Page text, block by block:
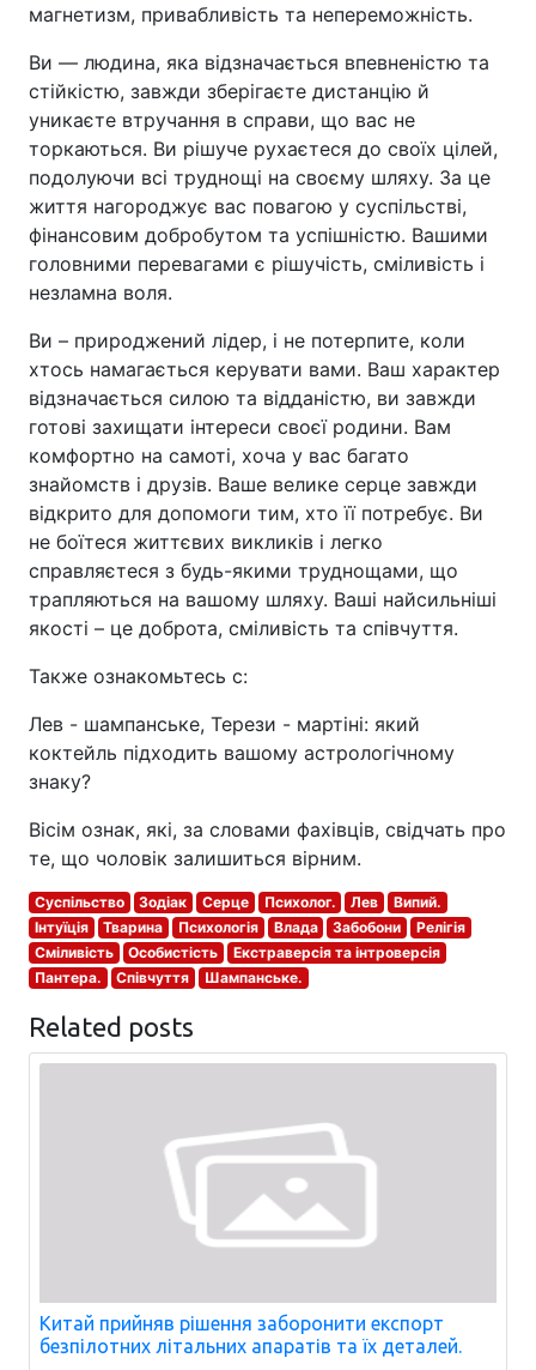
магнетизм, привабливість та непереможність.
Ви — людина, яка відзначається впевненістю та
стійкістю, завжди зберігаєте дистанцію й
уникаєте втручання в справи, що вас не
торкаються. Ви рішуче рухаєтеся до своїх цілей,
подолуючи всі труднощі на своєму шляху. За це
життя нагороджує вас повагою у суспільстві,
фінансовим добробутом та успішністю. Вашими
головними перевагами є рішучість, сміливість і
незламна воля.
Ви – природжений лідер, і не потерпите, коли
хтось намагається керувати вами. Ваш характер
відзначається силою та відданістю, ви завжди
готові захищати інтереси своєї родини. Вам
комфортно на самоті, хоча у вас багато
знайомств і друзів. Ваше велике серце завжди
відкрито для допомоги тим, хто її потребує. Ви
не боїтеся життєвих викликів і легко
справляєтеся з будь-якими труднощами, що
трапляються на вашому шляху. Ваші найсильніші
якості – це доброта, сміливість та співчуття.
Также ознакомьтесь с:
Лев - шампанське, Терези - мартіні: який
коктейль підходить вашому астрологічному
знаку?
Вісім ознак, які, за словами фахівців, свідчать про
те, що чоловік залишиться вірним.
Суспільство Зодіак Серце Психолог. Лев
Випий.
Інтуїція
Тварина Психологія Влада Забобони
Релігія
Сміливість
Особистість
Екстраверсія та інтроверсія
Пантера.
Співчуття Шампанське.
Related posts
Китай прийняв рішення заборонити експорт
безпілотних літальних апаратів та їх деталей.